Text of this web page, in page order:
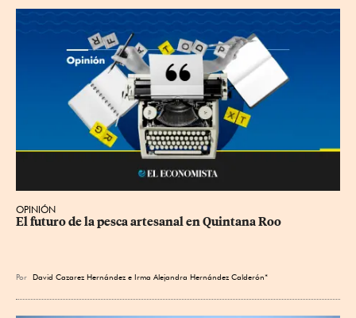
OPINIÓN
El futuro de la pesca artesanal en Quintana Roo
Por David Cazarez Hernández e Irma Alejandra Hernández Calderón*